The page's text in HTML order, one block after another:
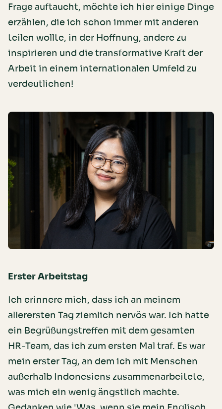
Frage auftaucht, möchte ich hier einige Dinge
erzählen, die ich schon immer mit anderen
teilen wollte, in der Hoffnung, andere zu
inspirieren und die transformative Kraft der
Arbeit in einem internationalen Umfeld zu
verdeutlichen!
Erster Arbeitstag
Ich erinnere mich, dass ich an meinem
allerersten Tag ziemlich nervös war. Ich hatte
ein Begrüßungstreffen mit dem gesamten
HR-Team, das ich zum ersten Mal traf. Es war
mein erster Tag, an dem ich mit Menschen
außerhalb Indonesiens zusammenarbeitete,
was mich ein wenig ängstlich machte.